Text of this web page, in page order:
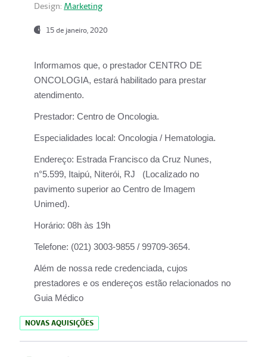
Design: Marketing
15 de janeiro, 2020
Informamos que, o prestador CENTRO DE
ONCOLOGIA, estará habilitado para prestar
atendimento.
Prestador: Centro de Oncologia.
Especialidades local: Oncologia / Hematologia.
Endereço: Estrada Francisco da Cruz Nunes,
n°5.599, Itaipú, Niterói, RJ (Localizado no
pavimento superior ao Centro de Imagem
Unimed).
Horário: 08h às 19h
Telefone: (021) 3003-9855 / 99709-3654.
Além de nossa rede credenciada, cujos
prestadores e os endereços estão relacionados no
Guia Médico
NOVAS AQUISIÇÕES